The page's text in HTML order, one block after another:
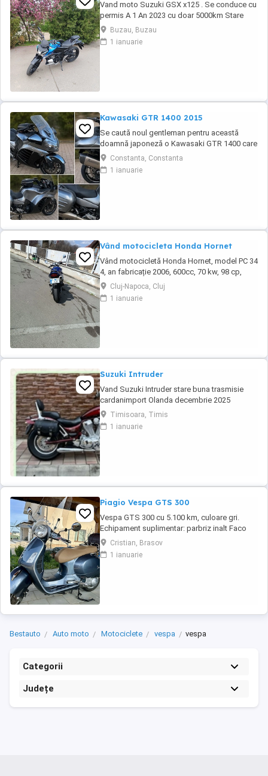
Vand moto Suzuki GSX x125 . Se conduce cu
permis A 1 An 2023 cu doar 5000km Stare
impecabila , fara cazaturi ITP valabil pana in
noiembrie 2027 Revizii si schimb de ulei in
service autorizat
Buzau, Buzau
1 ianuarie
Kawasaki GTR 1400 2015
Se caută noul gentleman pentru această
doamnă japoneză o Kawasaki GTR 1400 care
încă întoarce priviri și iubește kilometrii. A fost
răsfățată, întreținută la timp și tratată cu
respect. O dau doar cuiva care va avea grijă
Constanta, Constanta
1 ianuarie
Vând motocicleta Honda Hornet
Vând motocicletă Honda Hornet, model PC 34
4, an fabricație 2006, 600cc, 70 kw, 98 cp,
inspecție tehnică valabilă până în august 2027
. Preț 1900 euro
Cluj-Napoca, Cluj
1 ianuarie
Suzuki Intruder
Vand Suzuki Intruder stare buna trasmisie
cardanimport Olanda decembrie 2025
inmatriculat RO IN FEBRUARIE Nu raspund la
mesaje.Schimb cu ATV plus sau minus
diferenta
Timisoara, Timis
1 ianuarie
Piagio Vespa GTS 300
Vespa GTS 300 cu 5.100 km, culoare gri.
Echipament suplimentar: parbriz inalt Faco
(montat 2026), geanta portbagaj Classic;
prelungitor scarite pasager; suspensie fata
Bitubo si frane fata spate Frando; incarcare
Cristian, Brasov
1 ianuarie
Bestauto Auto moto Motociclete vespa vespa
Categorii
Județe